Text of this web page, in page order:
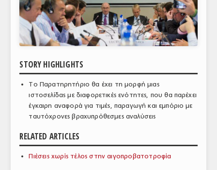
ΕΥΡΩΠΑΪΚΕΣ ΑΠΟΦΑΣΕΙΣ
ΘΕΜΑΤΑ
ΕΜΠΟΡΙΚΟΣ ΚΑΤΑΛΟΓΟΣ
ΠΑΡΑΓΩΓΗ & ΕΜΠΟΡΙΑ
ΣΦΑΓΕΙΑ
ΕΞΟΠΛΙΣΜΟΣ
STORY HIGHLIGHTS
Το Παρατηρητήριο θα έχει τη μορφή μιας
ιστοσελίδας με διαφορετικές ενότητες, που θα παρέχει
έγκαιρη αναφορά για τιμές, παραγωγή και εμπόριο με
ταυτόχρονες βραχυπρόθεσμες αναλύσεις
RELATED ARTICLES
Πιέσεις χωρίς τέλος στην αιγοπροβατοτροφία